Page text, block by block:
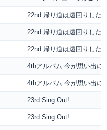
22nd 帰り道は遠回りした
22nd 帰り道は遠回りした
22nd 帰り道は遠回りした
4thアルバム 今が思い出に
4thアルバム 今が思い出に
23rd Sing Out!
23rd Sing Out!